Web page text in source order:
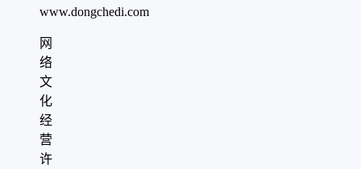
www.dongchedi.com
网
络
文
化
经
营
许